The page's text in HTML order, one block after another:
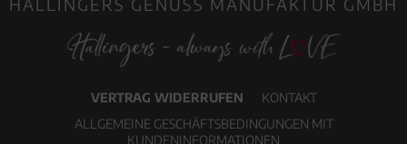
VERTRAG WIDERRUFEN
KONTAKT
ALLGEMEINE GESCHÄFTSBEDINGUNGEN MIT
KUNDENINFORMATIONEN